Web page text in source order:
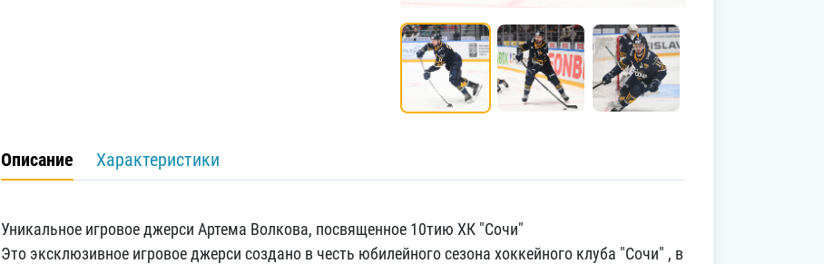
Описание Характеристики
Уникальное игровое джерси Артема Волкова, посвященное 10тию ХК "Сочи"
Это эксклюзивное игровое джерси создано в честь юбилейного сезона хоккейного клуба "Сочи" , в